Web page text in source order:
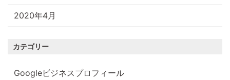
2020年4月
カテゴリー
Googleビジネスプロフィール